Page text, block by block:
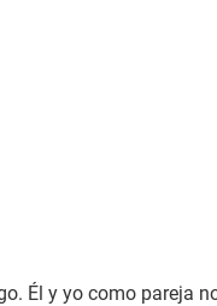
Él y yo como pareja